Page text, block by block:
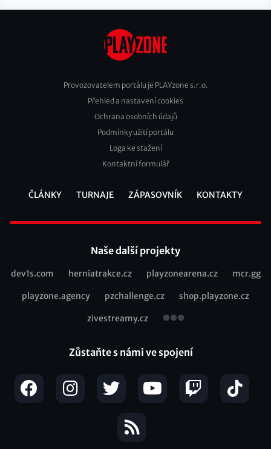
Footer
Provozovatelem portálu je PLAYzone s.r.o.
Přehled a nastavení cookies
Ochrana osobních údajů
Podmínky užití portálu
Loga ke stažení
Kontaktní formulář
ČLÁNKY TURNAJE ZÁPASOVNÍK KONTAKTY
Naše další projekty
Recommended
dev1s.com herniatrakce.cz playzonearena.cz mcr.gg
playzone.agency pzchallenge.cz shop.playzone.cz
zivestreamy.cz
Zůstaňte s námi ve spojení